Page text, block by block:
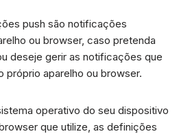
push são notificações
ou browser, caso pretenda
deseje gerir as notificações que
aparelho ou browser.
operativo do seu dispositivo
que utilize, as definições